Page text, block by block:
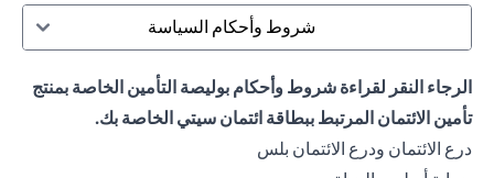
شروط وأحكام السياسة
الرجاء النقر لقراءة شروط وأحكام بوليصة التأمين الخاصة بمنتج
تأمين الائتمان المرتبط ببطاقة ائتمان سيتي الخاصة بك.
درع الائتمان ودرع الائتمان بلس